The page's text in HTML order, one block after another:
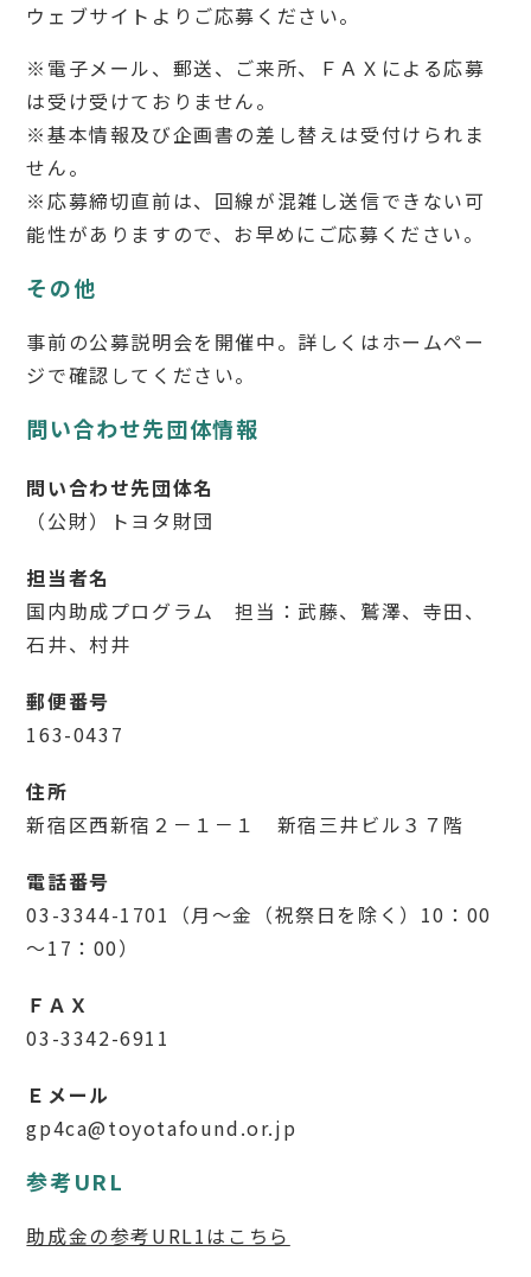
ウェブサイトよりご応募ください。
※電子メール、郵送、ご来所、ＦＡＸによる応募
は受け受けておりません。
※基本情報及び企画書の差し替えは受付けられま
せん。
※応募締切直前は、回線が混雑し送信できない可
能性がありますので、お早めにご応募ください。
その他
事前の公募説明会を開催中。詳しくはホームペー
ジで確認してください。
問い合わせ先団体情報
問い合わせ先団体名
（公財）トヨタ財団
担当者名
国内助成プログラム 担当：武藤、鷲澤、寺田、
石井、村井
郵便番号
163-0437
住所
新宿区西新宿２－１－１ 新宿三井ビル３７階
電話番号
03-3344-1701（月～金（祝祭日を除く）10：00
～17：00）
ＦＡＸ
03-3342-6911
Ｅメール
gp4ca@toyotafound.or.jp
参考URL
助成金の参考URL1はこちら